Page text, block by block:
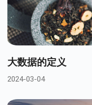
大数据的定义
2024-03-04